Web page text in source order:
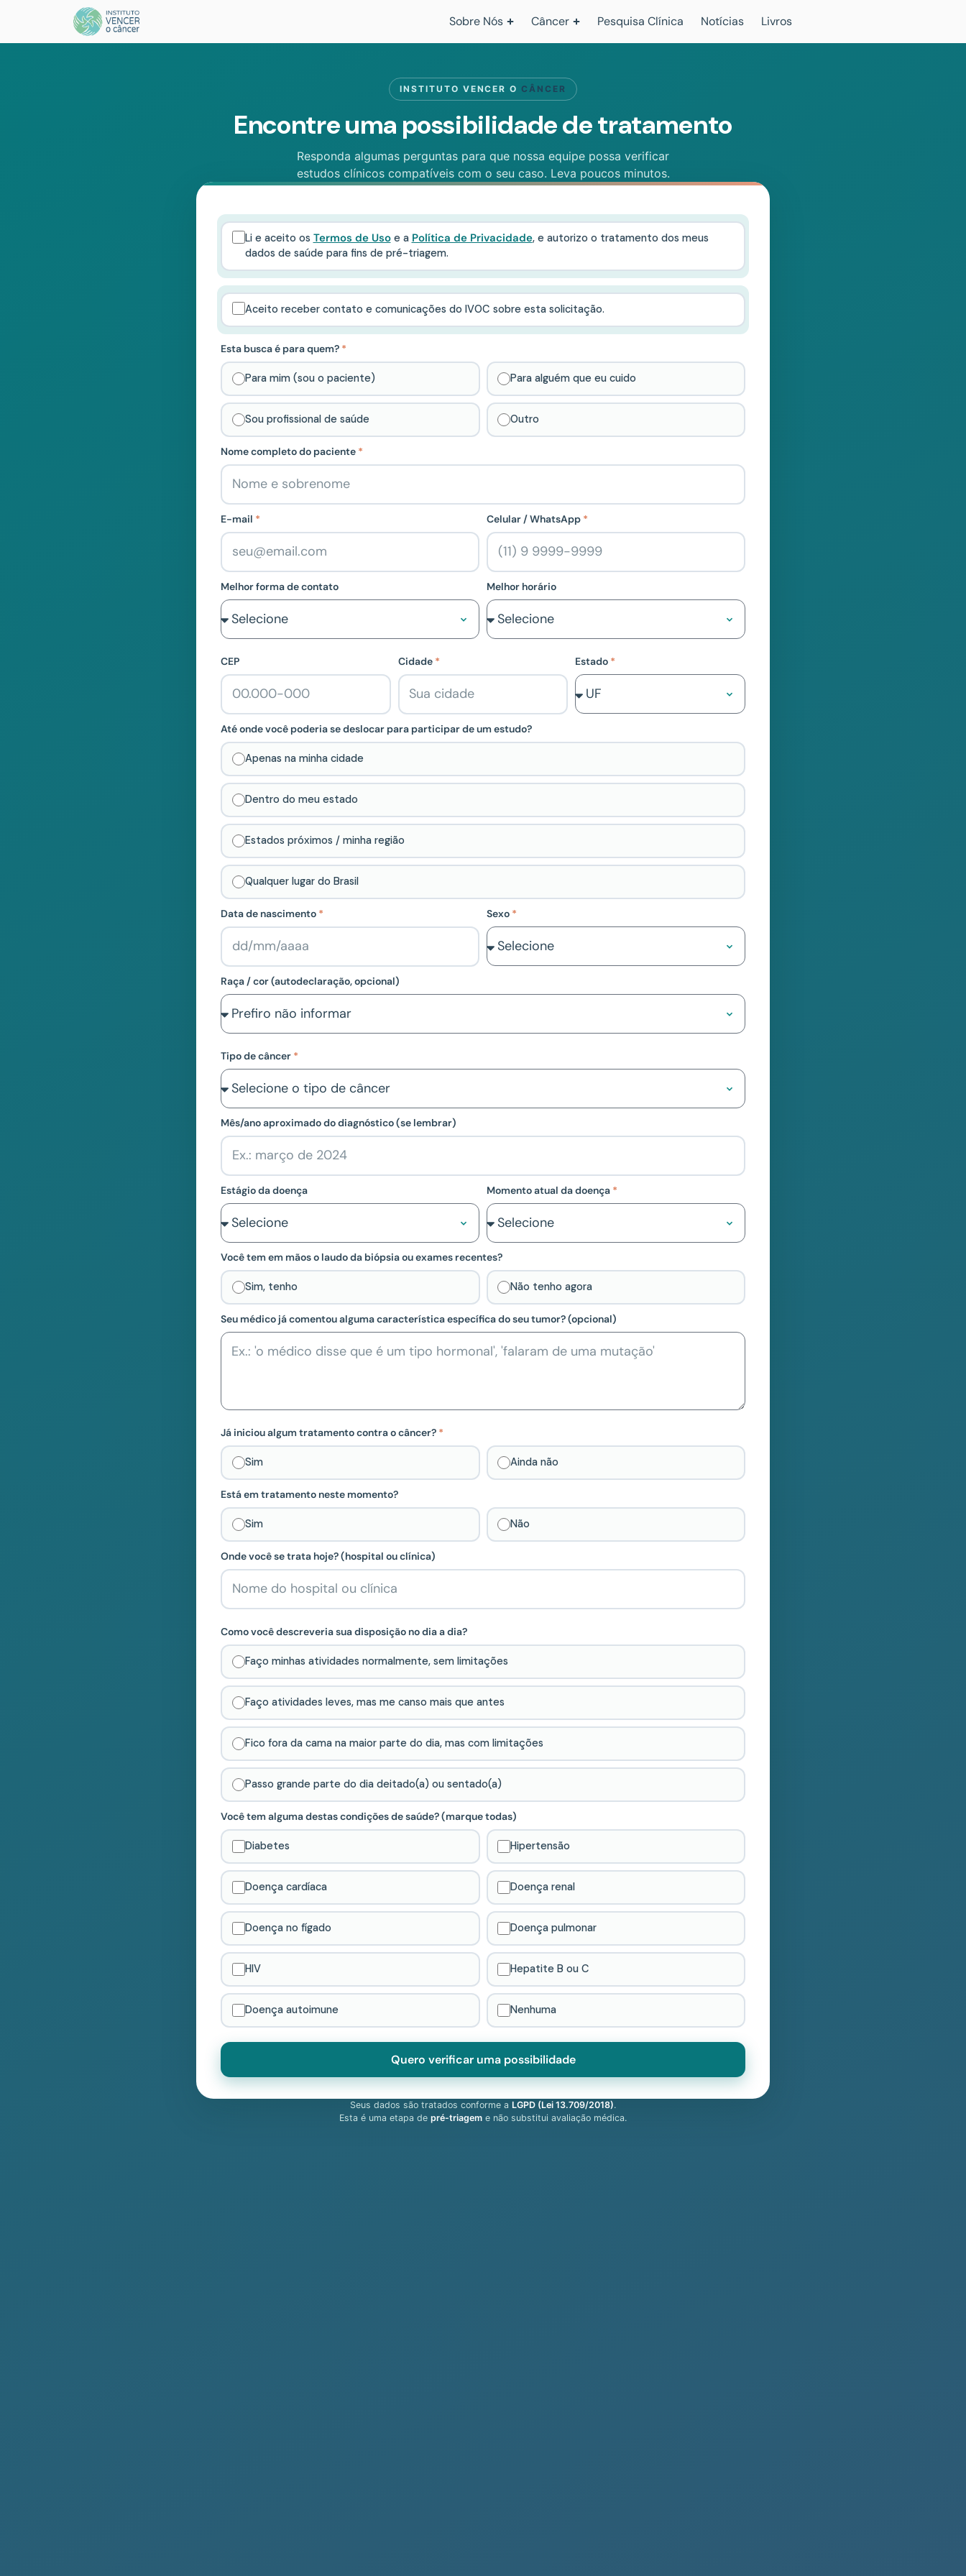
Sobre Nós Câncer Pesquisa Clínica Notícias Livros
INSTITUTO VENCER O CÂNCER
Encontre uma possibilidade de tratamento
Responda algumas perguntas para que nossa equipe possa verificar
estudos clínicos compatíveis com o seu caso. Leva poucos minutos.
Li e aceito os Termos de Usoe a Política de Privacidade, e autorizo o tratamento dos meus
dados de saúde para fins de pré-triagem.
Aceito receber contato e comunicações do IVOC sobre esta solicitação.
Esta busca é para quem?
Para mim (sou o paciente) Para alguém que eu cuido
Sou profissional de saúde Outro
Nome completo do paciente
E-mail Celular / WhatsApp
Melhor forma de contato Melhor horário
CEP Cidade Estado
Até onde você poderia se deslocar para participar de um estudo?
Apenas na minha cidade
Dentro do meu estado
Estados próximos / minha região
Qualquer lugar do Brasil
Data de nascimento Sexo
Raça / cor (autodeclaração, opcional)
Tipo de câncer
Mês/ano aproximado do diagnóstico (se lembrar)
Estágio da doença Momento atual da doença
Você tem em mãos o laudo da biópsia ou exames recentes?
Sim, tenho Não tenho agora
Seu médico já comentou alguma característica específica do seu tumor? (opcional)
Já iniciou algum tratamento contra o câncer?
Sim Ainda não
Está em tratamento neste momento?
Sim Não
Onde você se trata hoje? (hospital ou clínica)
Como você descreveria sua disposição no dia a dia?
Faço minhas atividades normalmente, sem limitações
Faço atividades leves, mas me canso mais que antes
Fico fora da cama na maior parte do dia, mas com limitações
Passo grande parte do dia deitado(a) ou sentado(a)
Você tem alguma destas condições de saúde? (marque todas)
Diabetes Hipertensão
Doença cardíaca Doença renal
Doença no fígado Doença pulmonar
HIV Hepatite B ou C
Doença autoimune Nenhuma
Quero verificar uma possibilidade
Seus dados são tratados conforme a LGPD (Lei 13.709/2018).
Esta é uma etapa de pré-triagem e não substitui avaliação médica.